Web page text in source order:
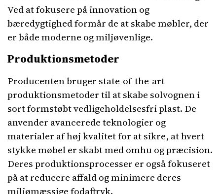
Ved at fokusere på innovation og
bæredygtighed formår de at skabe møbler, der
er både moderne og miljøvenlige.
Produktionsmetoder
Producenten bruger state-of-the-art
produktionsmetoder til at skabe solvognen i
sort formstøbt vedligeholdelsesfri plast. De
anvender avancerede teknologier og
materialer af høj kvalitet for at sikre, at hvert
stykke møbel er skabt med omhu og præcision.
Deres produktionsprocesser er også fokuseret
på at reducere affald og minimere deres
miljømæssige fodaftryk.